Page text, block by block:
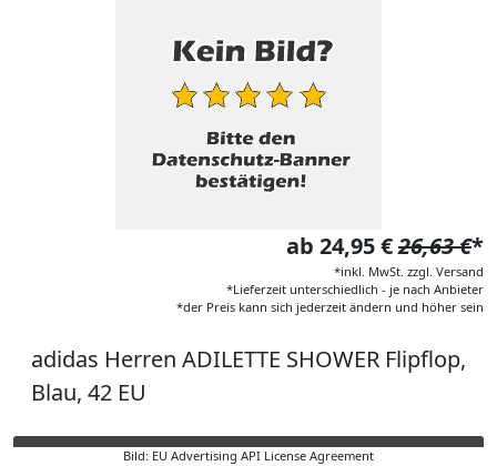
ab 24,95 €26,63 €*
*inkl. MwSt. zzgl. Versand
*Lieferzeit unterschiedlich - je nach Anbieter
*der Preis kann sich jederzeit ändern und höher sein
adidas Herren ADILETTE SHOWER Flipflop,
Blau, 42 EU
Bild: EU Advertising API License Agreement